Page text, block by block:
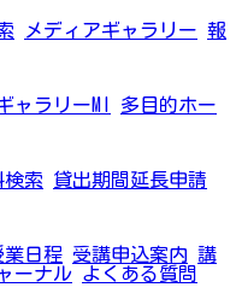
メディアギャラリー 報
ャラリーMI
多目的ホー
検索
貸出期間延長申請
業日程 受講申込案内 講
ーナル よくある質問